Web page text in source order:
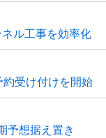
ル工事を効率化
受け付けを開始
予想据え置き